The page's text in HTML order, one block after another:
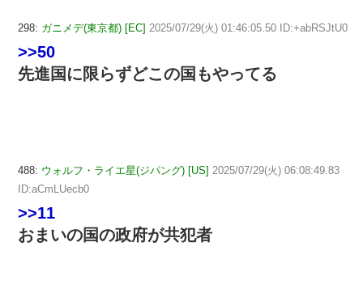
298: ガニメデ(東京都) [EC] 2025/07/29(火) 01:46:05.50 ID:+abRSJtU0
>>50
先進国に限らずどこの国もやってる
488: ウォルフ・ライエ星(ジパング) [US] 2025/07/29(火) 06:08:49.83
ID:aCmLUecb0
>>11
おまいの国の政府が共犯者